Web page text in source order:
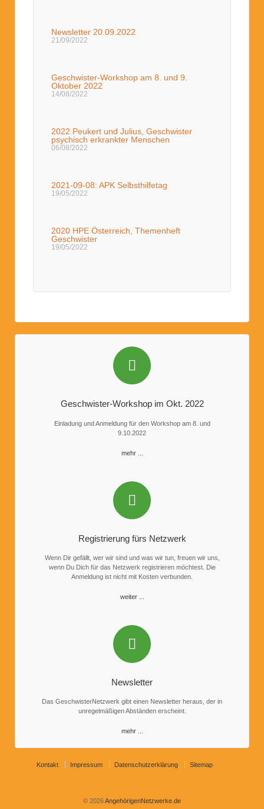
Newsletter 20.09.2022
21/09/2022
Geschwister-Workshop am 8. und 9.
Oktober 2022
14/08/2022
2022 Peukert und Julius, Geschwister
psychisch erkrankter Menschen
06/08/2022
2021-09-08: APK Selbsthilfetag
19/05/2022
2020 HPE Österreich, Themenheft
Geschwister
19/05/2022
Geschwister-Workshop im Okt. 2022
Einladung und Anmeldung für den Workshop am 8. und
9.10.2022
mehr ...
Registrierung fürs Netzwerk
Wenn Dir gefällt, wer wir sind und was wir tun, freuen wir uns,
wenn Du Dich für das Netzwerk registrieren möchtest. Die
Anmeldung ist nicht mit Kosten verbunden.
weiter ...
Newsletter
Das GeschwisterNetzwerk gibt einen Newsletter heraus, der in
unregelmäßigen Abständen erscheint.
mehr ...
Kontakt Impressum Datenschutzerklärung Sitemap
© 2026AngehörigenNetzwerke.de